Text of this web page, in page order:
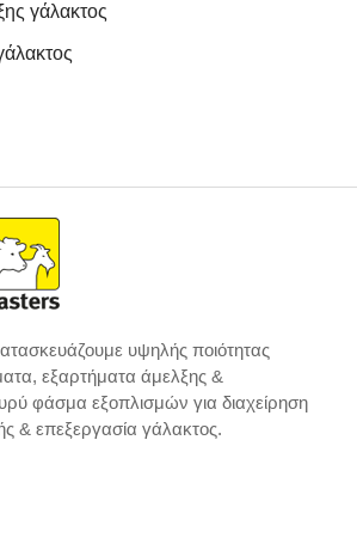
γάλακτος
υψηλής ποιότητας
εξαρτήματα άμελξης &
φάσμα εξοπλισμών για διαχείρηση
& επεξεργασία γάλακτος.